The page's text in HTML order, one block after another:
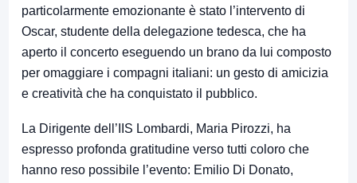
particolarmente emozionante è stato l’intervento di
Oscar, studente della delegazione tedesca, che ha
aperto il concerto eseguendo un brano da lui composto
per omaggiare i compagni italiani: un gesto di amicizia
e creatività che ha conquistato il pubblico.
La Dirigente dell’IIS Lombardi, Maria Pirozzi, ha
espresso profonda gratitudine verso tutti coloro che
hanno reso possibile l’evento: Emilio Di Donato,